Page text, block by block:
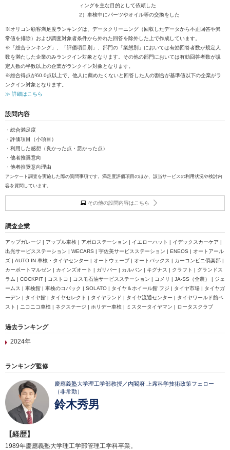
ィングを主な目的として依頼した
2）車検中にパーツやオイル等の交換をした
※オリコン顧客満足度ランキングは、データクリーニング（回収したデータから不正回答や異
常値を排除）および調査対象者条件から外れた回答を除外した上で作成しています。
※「総合ランキング」、「評価項目別」、部門の「業態別」においては有効回答者数が規定人
数を満たした企業のみランクイン対象となります。その他の部門においては有効回答者数が規
定人数の半数以上の企業がランクイン対象となります。
※総合得点が60.0点以上で、他人に薦めたくないと回答した人の割合が基準値以下の企業がラ
ンクイン対象となります。
≫ 詳細はこちら
設問内容
・総合満足度
・評価項目（小項目）
・利用した感想（良かった点・悪かった点）
・他者推奨意向
・他者推奨意向理由
アンケート調査を実施した際の質問事項です。満足度評価項目のほか、該当サービスの利用状況や検討内
容を質問しています。
その他の設問内容はこちら
調査企業
アップガレージ | アップル車検 | アポロステーション | イエローハット | イデックスカーケア |
出光サービスステーション | WECARS | 宇佐美サービスステーション | ENEOS | オートアール
ズ | AUTO IN 車検・タイヤセンター | オートウェーブ | オートバックス | カーコンビニ倶楽部 |
カーポートマルゼン | カインズオート | ガリバー | カルバン | キグナス | クラフト | グランドス
ラム | COCKPIT | コストコ | コスモ石油サービスステーション | コメリ | JA-SS（全農） | ジェ
ームス | 車検館 | 車検のコバック | SOLATO | タイヤ＆ホイール館 フジ | タイヤ市場 | タイヤガ
ーデン | タイヤ館 | タイヤセレクト | タイヤランド | タイヤ流通センター | タイヤワールド館ベ
スト | ニコニコ車検 | ネクステージ | ホリデー車検 | ミスタータイヤマン | ロータスクラブ
過去ランキング
2024年
ランキング監修
慶應義塾大学理工学部教授／内閣府 上席科学技術政策フェロー
（非常勤）
鈴木秀男
【経歴】
1989年慶應義塾大学理工学部管理工学科卒業。